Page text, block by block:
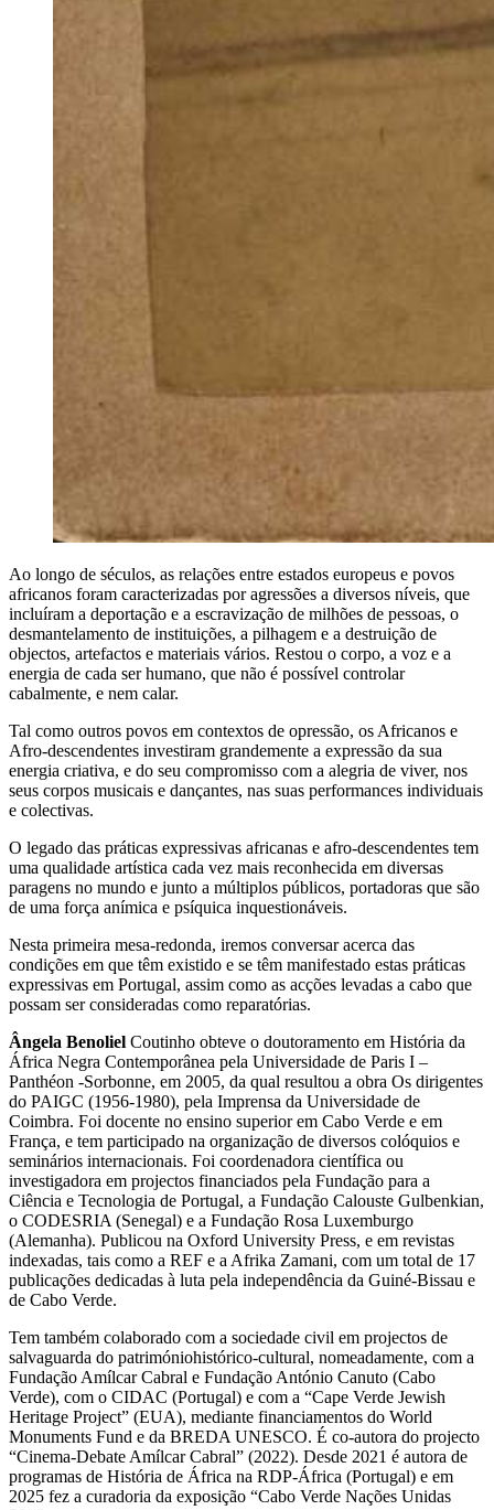
Ao longo de séculos, as relações entre estados europeus e povos
africanos foram caracterizadas por agressões a diversos níveis, que
incluíram a deportação e a escravização de milhões de pessoas, o
desmantelamento de instituições, a pilhagem e a destruição de
objectos, artefactos e materiais vários. Restou o corpo, a voz e a
energia de cada ser humano, que não é possível controlar
cabalmente, e nem calar.
Tal como outros povos em contextos de opressão, os Africanos e
Afro-descendentes investiram grandemente a expressão da sua
energia criativa, e do seu compromisso com a alegria de viver, nos
seus corpos musicais e dançantes, nas suas performances individuais
e colectivas.
O legado das práticas expressivas africanas e afro-descendentes tem
uma qualidade artística cada vez mais reconhecida em diversas
paragens no mundo e junto a múltiplos públicos, portadoras que são
de uma força anímica e psíquica inquestionáveis.
Nesta primeira mesa-redonda, iremos conversar acerca das
condições em que têm existido e se têm manifestado estas práticas
expressivas em Portugal, assim como as acções levadas a cabo que
possam ser consideradas como reparatórias.
Ângela Benoliel Coutinho obteve o doutoramento em História da
África Negra Contemporânea pela Universidade de Paris I –
Panthéon -Sorbonne, em 2005, da qual resultou a obra Os dirigentes
do PAIGC (1956-1980), pela Imprensa da Universidade de
Coimbra. Foi docente no ensino superior em Cabo Verde e em
França, e tem participado na organização de diversos colóquios e
seminários internacionais. Foi coordenadora científica ou
investigadora em projectos financiados pela Fundação para a
Ciência e Tecnologia de Portugal, a Fundação Calouste Gulbenkian,
o CODESRIA (Senegal) e a Fundação Rosa Luxemburgo
(Alemanha). Publicou na Oxford University Press, e em revistas
indexadas, tais como a REF e a Afrika Zamani, com um total de 17
publicações dedicadas à luta pela independência da Guiné-Bissau e
de Cabo Verde.
Tem também colaborado com a sociedade civil em projectos de
salvaguarda do patrimóniohistórico-cultural, nomeadamente, com a
Fundação Amílcar Cabral e Fundação António Canuto (Cabo
Verde), com o CIDAC (Portugal) e com a “Cape Verde Jewish
Heritage Project” (EUA), mediante financiamentos do World
Monuments Fund e da BREDA UNESCO. É co-autora do projecto
“Cinema-Debate Amílcar Cabral” (2022). Desde 2021 é autora de
programas de História de África na RDP-África (Portugal) e em
2025 fez a curadoria da exposição “Cabo Verde Nações Unidas